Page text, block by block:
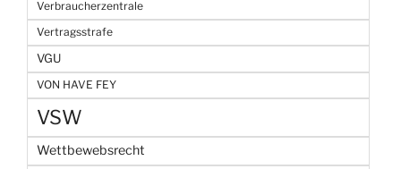
Verbraucherzentrale
Vertragsstrafe
VGU
VON HAVE FEY
VSW
Wettbewebsrecht